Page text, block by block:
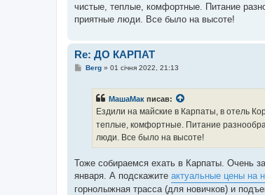
д
о
м
н
я
чистые, теплые, комфортные. Питание
приятные люди. Все было на высоте!
Re: ДО КАРПАТ
ПBerg» 01 січня 2022, 21:13
МашаМак писав:
Ездили на майские в Карпаты, в отель
теплые, комфортные. Питание
люди. Все было на высоте!
Тоже собираемся ехать в Карпаты. Очень
января. А подскажите актуальные цены на
горнолыжная трасса (для новичков) и